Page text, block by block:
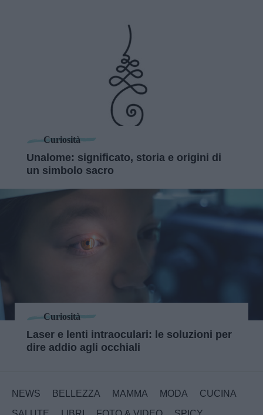
Curiosità
Unalome: significato, storia e origini di
un simbolo sacro
Curiosità
Laser e lenti intraoculari: le soluzioni per
dire addio agli occhiali
NEWS BELLEZZA MAMMA MODA
CUCINA